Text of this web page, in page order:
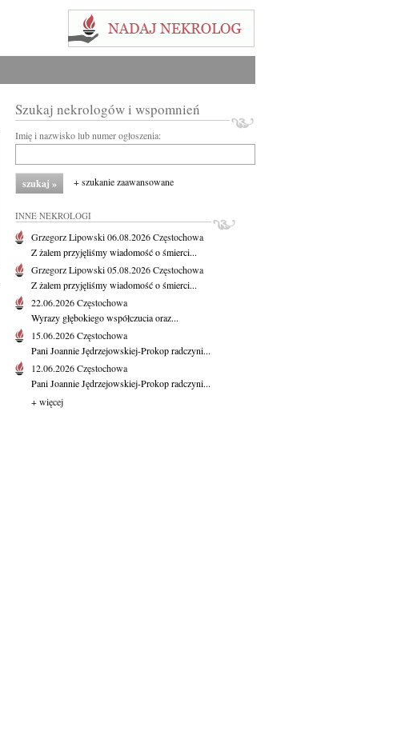
Szukaj nekrologów i wspomnień
Imię i nazwisko lub numer ogłoszenia:
+ szukanie zaawansowane
INNE NEKROLOGI
Grzegorz Lipowski06.08.2026Częstochowa
Z żalem przyjęliśmy wiadomość o śmierci...
Grzegorz Lipowski05.08.2026Częstochowa
Z żalem przyjęliśmy wiadomość o śmierci...
22.06.2026Częstochowa
Wyrazy głębokiego współczucia oraz...
15.06.2026Częstochowa
Pani Joannie Jędrzejowskiej-Prokop radczyni...
12.06.2026Częstochowa
Pani Joannie Jędrzejowskiej-Prokop radczyni...
+ więcej